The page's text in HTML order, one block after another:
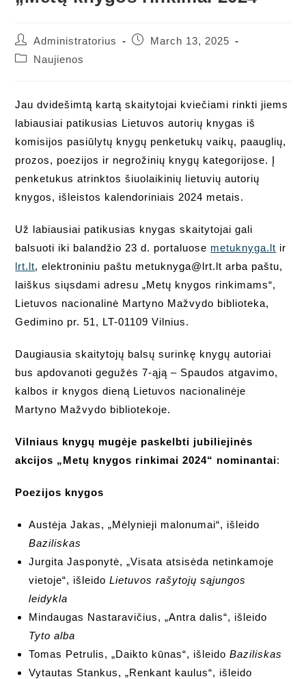
Post
author:
Administratorius
PostMarch 13, 2025
PostNaujienos
Jau dvidešimtą kartą skaitytojai kviečiami rinkti jiems
labiausiai patikusias Lietuvos autorių knygas iš
komisijos pasiūlytų knygų penketukų vaikų, paauglių,
prozos, poezijos ir negrožinių knygų kategorijose. Į
penketukus atrinktos šiuolaikinių lietuvių autorių
knygos, išleistos kalendoriniais 2024 metais.
Už labiausiai patikusias knygas skaitytojai gali
balsuoti iki balandžio 23 d. portaluose metuknyga.lt ir
lrt.lt, elektroniniu paštu metuknyga@lrt.lt arba paštu,
laiškus siųsdami adresu „Metų knygos rinkimams“,
Lietuvos nacionalinė Martyno Mažvydo biblioteka,
Gedimino pr. 51, LT-01109 Vilnius.
Daugiausia skaitytojų balsų surinkę knygų autoriai
bus apdovanoti gegužės 7-ąją – Spaudos atgavimo,
kalbos ir knygos dieną Lietuvos nacionalinėje
Martyno Mažvydo bibliotekoje.
Vilniaus knygų mugėje paskelbti jubiliejinės
akcijos „Metų knygos rinkimai 2024“ nominantai:
Poezijos knygos
Austėja Jakas, „Mėlynieji malonumai“, išleido
Baziliskas
Jurgita Jasponytė, „Visata atsisėda netinkamoje
vietoje“, išleidoLietuvos rašytojų sąjungos
leidykla
Mindaugas Nastaravičius, „Antra dalis“, išleido
Tyto alba
Tomas Petrulis, „Daikto kūnas“, išleidoBaziliskas
Vytautas Stankus, „Renkant kaulus“, išleido